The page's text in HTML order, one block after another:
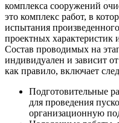
комплекса сооружений
это комплекс работ, в
испытания
проектных характеристик
Состав проводимых на
индивидуален и зависит
как правило, включает
Подготовительные
для проведения
организационную